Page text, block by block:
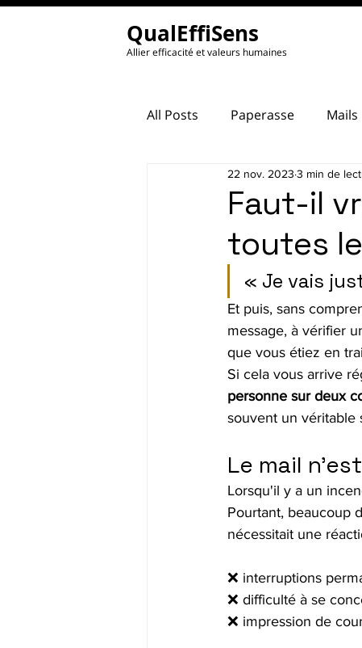
Allier efficacité et valeurs humaines
QualEffiSens
All Posts Paperasse Mails
Faut-il
toutes
22 nov. 2023 3 min de
« Je vais
Et puis, sans
message, à vérifier
que vous étiez en
Si cela vous arrive
personne sur deux
souvent un véritable
Le mail
Lorsqu'il y a un
Pourtant, beaucoup
nécessitait une
❌ interruptions
❌ difficulté à se
❌ impression de